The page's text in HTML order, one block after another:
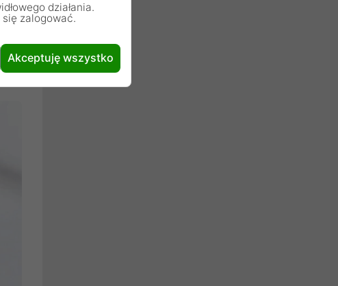
w
w
działania.
się zalogować.
Akceptuję wszystko